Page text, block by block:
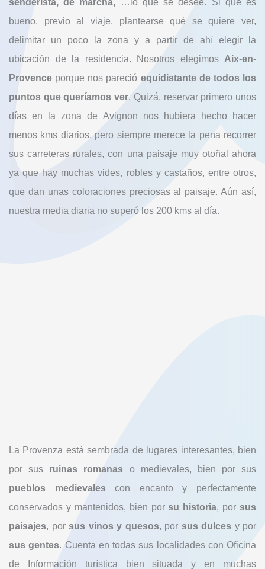
senderista, de marcha, …lo que se desee. Si que es
bueno, previo al viaje, plantearse qué se quiere ver,
delimitar un poco la zona y a partir de ahí elegir la
ubicación de la residencia. Nosotros elegimos Aix-en-
Provence porque nos pareció equidistante de todos los
puntos que queríamos ver. Quizá, reservar primero unos
días en la zona de Avignon nos hubiera hecho hacer
menos kms diarios, pero siempre merece la pena recorrer
sus carreteras rurales, con una paisaje muy otoñal ahora
ya que hay muchas vides, robles y castaños, entre otros,
que dan unas coloraciones preciosas al paisaje. Aún así,
nuestra media diaria no superó los 200 kms al día.
La Provenza está sembrada de lugares interesantes, bien
por sus ruinas romanas o medievales, bien por sus
pueblos medievalescon encanto y perfectamente
conservados y mantenidos, bien porsu historia, por sus
paisajes, porsus vinos y quesos, por sus dulces y por
sus gentes. Cuenta en todas sus localidades con Oficina
de Información turística bien situada y en muchas